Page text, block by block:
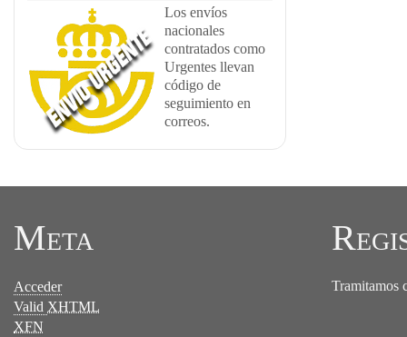
Los envíos
nacionales
contratados como
Urgentes llevan
código de
seguimiento en
correos.
Meta
Acceder
Valid XHTML
XFN
Tramitamos